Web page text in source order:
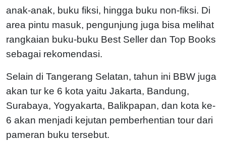
anak-anak, buku fiksi, hingga buku non-fiksi. Di
area pintu masuk, pengunjung juga bisa melihat
rangkaian buku-buku Best Seller dan Top Books
sebagai rekomendasi.
Selain di Tangerang Selatan, tahun ini BBW juga
akan tur ke 6 kota yaitu Jakarta, Bandung,
Surabaya, Yogyakarta, Balikpapan, dan kota ke-
6 akan menjadi kejutan pemberhentian tour dari
pameran buku tersebut.